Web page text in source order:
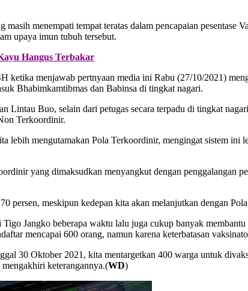
menempati tempat teratas dalam pencapaian pesentase
upaya imun tubuh tersebut.
Hangus Terbakar
menjawab pertnyaan media ini Rabu (27/10/2021)
Bhabimkamtibmas dan Babinsa di tingkat nagari.
Lintau Buo, selain dari petugas secara terpadu di tingkat
Terkoordinir.
lebih mengutamakan Pola Terkoordinir, mengingat sistem
yang dimaksudkan menyangkut dengan penggalangan
persen, meskipun kedepan kita akan melanjutkan dengan
Jangko beberapa waktu lalu juga cukup banyak
mencapai 600 orang, namun karena keterbatasan
30 Oktober 2021, kita mentargetkan 400 warga untuk
keterangannya.(WD)